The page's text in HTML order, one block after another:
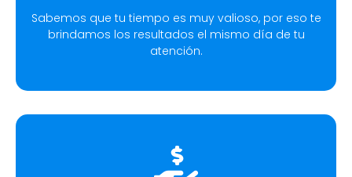
Sabemos que tu tiempo es muy valioso, por eso te
brindamos los resultados el mismo día de tu
atención.